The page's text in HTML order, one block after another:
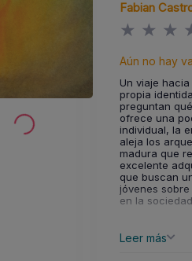
Fabian
★ ★ ★
Aún no hay
Un viaje
propia
preguntan
ofrece una
individual, la
aleja los
madura que
excelente
que buscan
jóvenes
en la
Leer más